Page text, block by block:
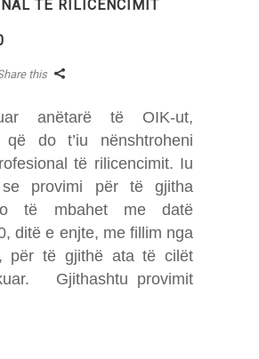
TË RILICENCIMIT
this
anëtarë të OIK-ut,
që do t’iu nënshtroheni
të rilicencimit. Iu
se provimi për të gjitha
të mbahet me datë
ditë e enjte, me fillim nga
për të gjithë ata të cilët
Gjithashtu provimit